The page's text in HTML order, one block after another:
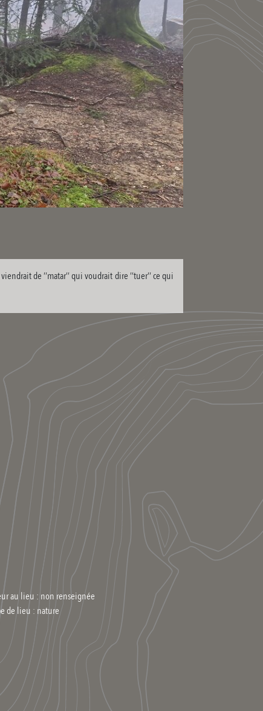
de ’’matar’’ qui voudrait dire ’’tuer’’ ce qui
au lieu : non renseignée
de lieu : nature